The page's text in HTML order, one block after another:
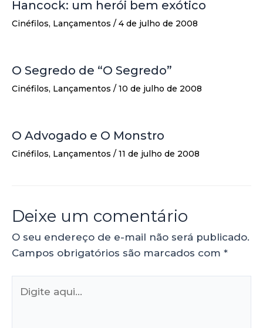
Hancock: um herói bem exótico
Cinéfilos, Lançamentos / 4 de julho de 2008
O Segredo de “O Segredo”
Cinéfilos, Lançamentos / 10 de julho de 2008
O Advogado e O Monstro
Cinéfilos, Lançamentos / 11 de julho de 2008
Deixe um comentário
O seu endereço de e-mail não será publicado.
Campos obrigatórios são marcados com *